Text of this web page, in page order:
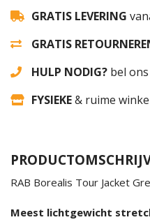
GRATIS LEVERING
GRATIS
HULP NODIG? bel
FYSIEKE& ruime
RAB Borealis Tour Jacket
Meest lichtgewicht